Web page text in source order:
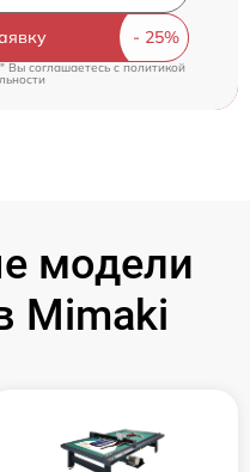
Вы соглашаетесь cполитикой
модели
Mimaki